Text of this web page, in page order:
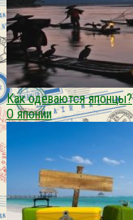
Как одеваются японцы?
О японии